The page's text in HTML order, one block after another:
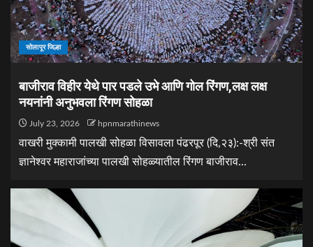
सोलापूर जिल्हा
बाजीराव विहीर येथे पार पडले उभे आणि गोल रिंगण,लक्ष लक्ष
नयनांनी अनुभवला रिंगण सोहळा
July 23, 2026 hpnmarathinews
वाखरी मुक्कामी पालखी सोहळा विसावला पंढरपूर (दि,२३):-श्री संत
ज्ञानेश्वर महाराजांच्या पालखी सोहळ्यातील रिंगण बाजीराव...